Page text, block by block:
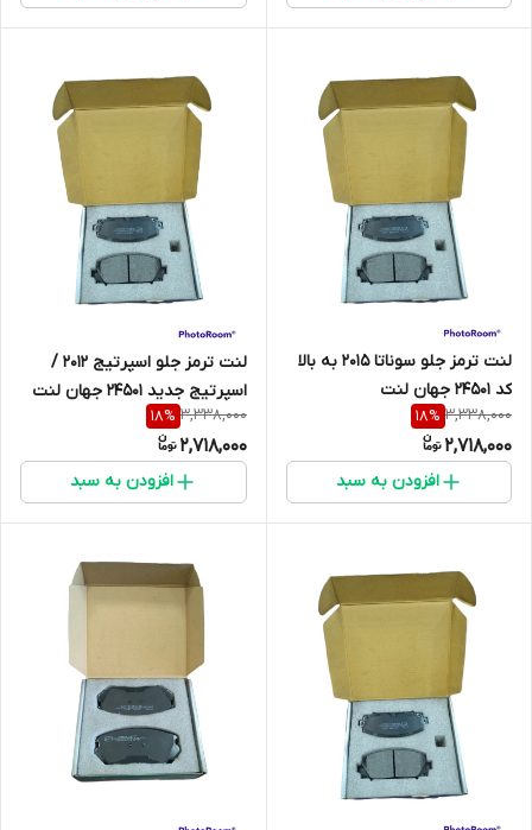
لنت ترمز جلو سوناتا 2015 به بالا
کد 24501 جهان لنت
3,338,000
18%
2,718,000
افزودن به سبد
لنت ترمز جلو اسپرتیج 2012 /
اسپرتیج جدید 24501 جهان لنت
3,338,000
18%
2,718,000
افزودن به سبد